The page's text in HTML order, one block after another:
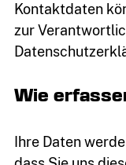
Kontaktdaten
zur
Wie
Ihre Daten